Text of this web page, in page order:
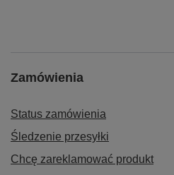
Zamówienia
Status zamówienia
Śledzenie przesyłki
Chcę zareklamować produkt